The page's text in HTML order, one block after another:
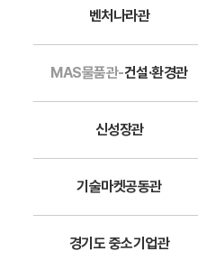
벤처나라관
MAS물품관-건설·환경관
신성장관
기술마켓공동관
경기도 중소기업관